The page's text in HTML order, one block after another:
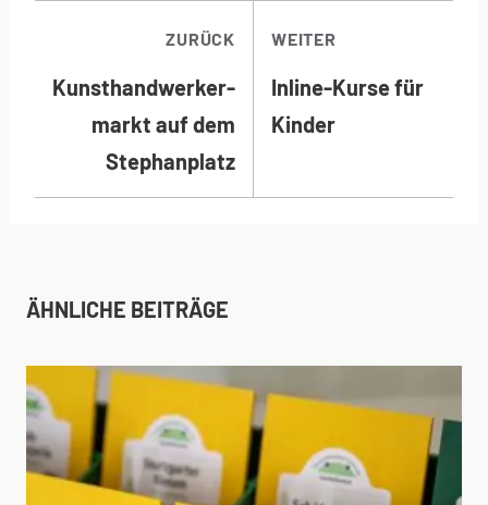
ZURÜCK
Kunsthandwerker-
markt auf dem
Stephanplatz
WEITER
Inline-Kurse für
Kinder
ÄHNLICHE BEITRÄGE